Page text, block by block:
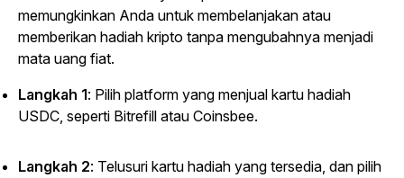
memungkinkan Anda untuk membelanjakan atau
memberikan hadiah kripto tanpa mengubahnya menjadi
mata uang fiat.
Langkah 1: Pilih platform yang menjual kartu hadiah
USDC, seperti Bitrefill atau Coinsbee.
Langkah 2: Telusuri kartu hadiah yang tersedia, dan pilih